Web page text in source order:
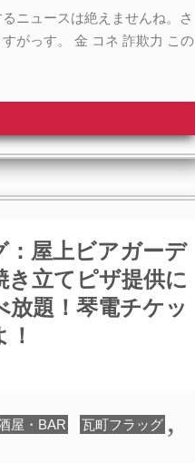
ニュースは絶えませんね。さ
がっす。 金 コネ 詐欺力 この
：屋上ビアガーデ
き立てピザ提供に
放題！琴電チケッ
屋・BAR 瓦町フラッグ ,